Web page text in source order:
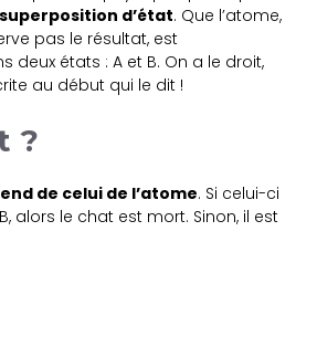
superposition d’état. Que l’atome,
pas le résultat, est
deux états : A et B. On a le droit,
au début qui le dit !
?
de celui de l’atome. Si celui-ci
alors le chat est mort. Sinon, il est